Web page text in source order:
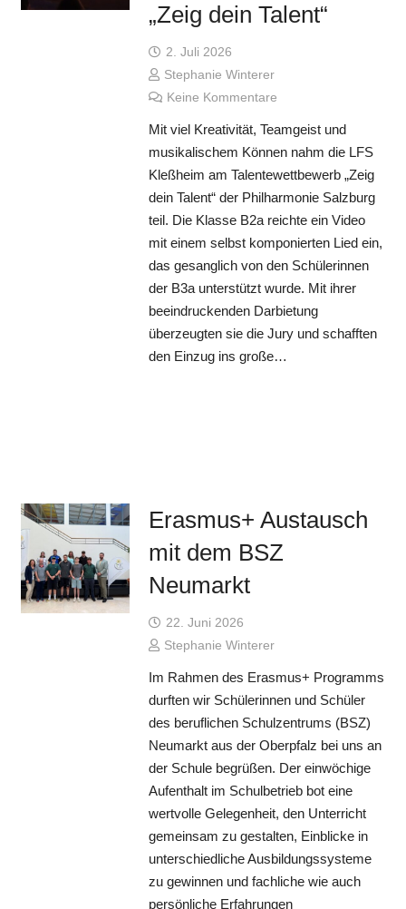
„Zeig dein Talent“
2. Juli 2026
Stephanie Winterer
Keine Kommentare
Mit viel Kreativität, Teamgeist und
musikalischem Können nahm die LFS
Kleßheim am Talentewettbewerb „Zeig
dein Talent“ der Philharmonie Salzburg
teil. Die Klasse B2a reichte ein Video
mit einem selbst komponierten Lied ein,
das gesanglich von den Schülerinnen
der B3a unterstützt wurde. Mit ihrer
beeindruckenden Darbietung
überzeugten sie die Jury und schafften
den Einzug ins große…
Erasmus+ Austausch
mit dem BSZ
Neumarkt
22. Juni 2026
Stephanie Winterer
Im Rahmen des Erasmus+ Programms
durften wir Schülerinnen und Schüler
des beruflichen Schulzentrums (BSZ)
Neumarkt aus der Oberpfalz bei uns an
der Schule begrüßen. Der einwöchige
Aufenthalt im Schulbetrieb bot eine
wertvolle Gelegenheit, den Unterricht
gemeinsam zu gestalten, Einblicke in
unterschiedliche Ausbildungssysteme
zu gewinnen und fachliche wie auch
persönliche Erfahrungen